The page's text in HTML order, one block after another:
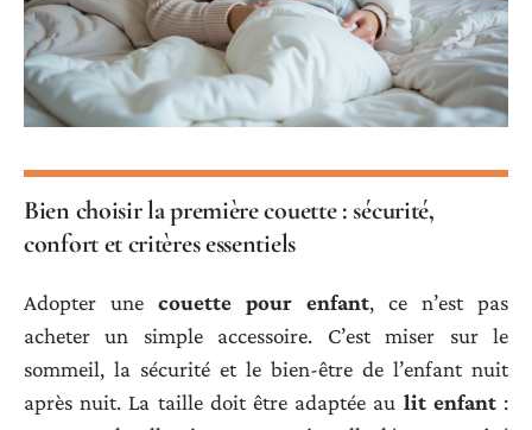
Bien choisir la première couette : sécurité,
confort et critères essentiels
Adopter une couette pour enfant, ce n’est pas
acheter un simple accessoire. C’est miser sur le
sommeil, la sécurité et le bien-être de l’enfant nuit
après nuit. La taille doit être adaptée au lit enfant: